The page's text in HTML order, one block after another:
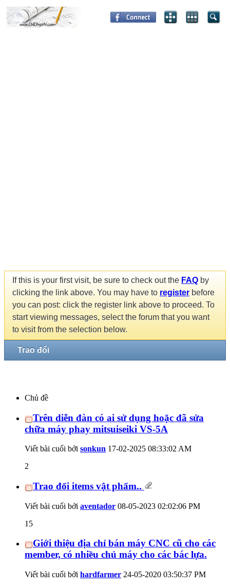
If this is your first visit, be sure to check out the FAQ by
clicking the link above. You may have to register before
you can post: click the register link above to proceed. To
start viewing messages, select the forum that you want
to visit from the selection below.
Trao đổi
Chủ đề
Trên diễn đàn có ai sử dụng hoặc đã sửa
chữa máy phay mitsuiseiki VS-5A
Viết bài cuối bởi sonkun 17-02-2025 08:33:02 AM
2
Trao đổi items vật phẩm..
Viết bài cuối bởi aventador 08-05-2023 02:02:06 PM
15
Giới thiệu địa chỉ bán máy CNC cũ cho các
member, có nhiều chủ máy cho các bác lựa.
Viết bài cuối bởi hardfarmer 24-05-2020 03:50:37 PM